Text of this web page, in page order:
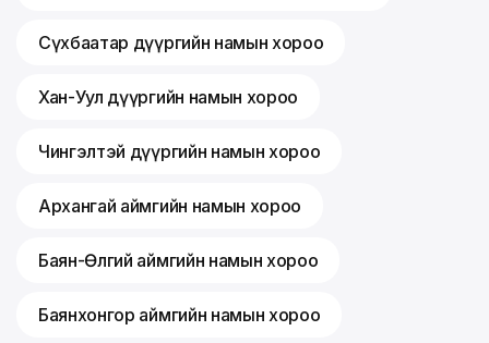
Сүхбаатар дүүргийн намын хороо
Хан-Уул дүүргийн намын хороо
Чингэлтэй дүүргийн намын хороо
Архангай аймгийн намын хороо
Баян-Өлгий аймгийн намын хороо
Баянхонгор аймгийн намын хороо